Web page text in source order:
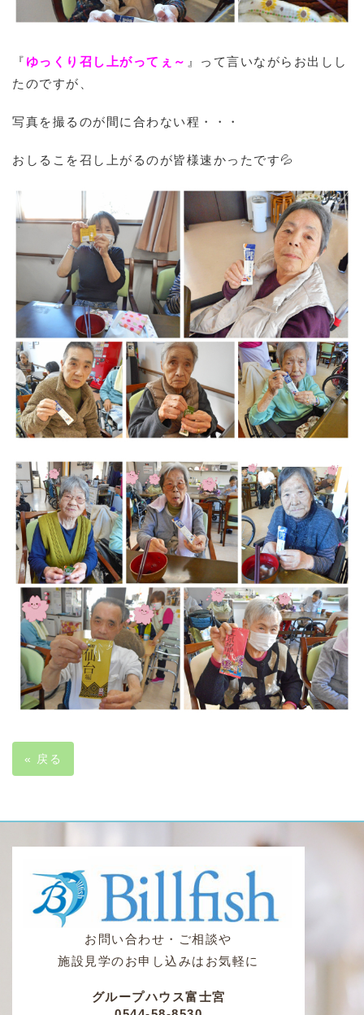
『 ゆっくり召し上がってぇ～ 』って言いながらお出しし
たのですが、
写真を撮るのが間に合わない程・・・
おしるこを召し上がるのが皆様速かったです💦
« 戻る
お問い合わせ・ご相談や
施設見学のお申し込みはお気軽に
グループハウス富士宮